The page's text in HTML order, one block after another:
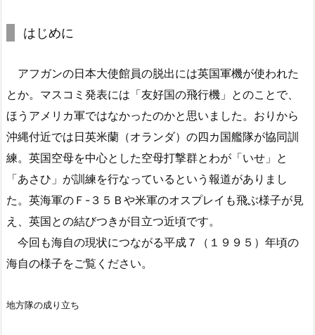
はじめに
アフガンの日本大使館員の脱出には英国軍機が使われた
とか。マスコミ発表には「友好国の飛行機」とのことで、
ほうアメリカ軍ではなかったのかと思いました。おりから
沖縄付近では日英米蘭（オランダ）の四カ国艦隊が協同訓
練。英国空母を中心とした空母打撃群とわが「いせ」と
「あさひ」が訓練を行なっているという報道がありまし
た。英海軍のＦ-３５Ｂや米軍のオスプレイも飛ぶ様子が見
え、英国との結びつきが目立つ近頃です。
今回も海自の現状につながる平成７（１９９５）年頃の
海自の様子をご覧ください。
地方隊の成り立ち